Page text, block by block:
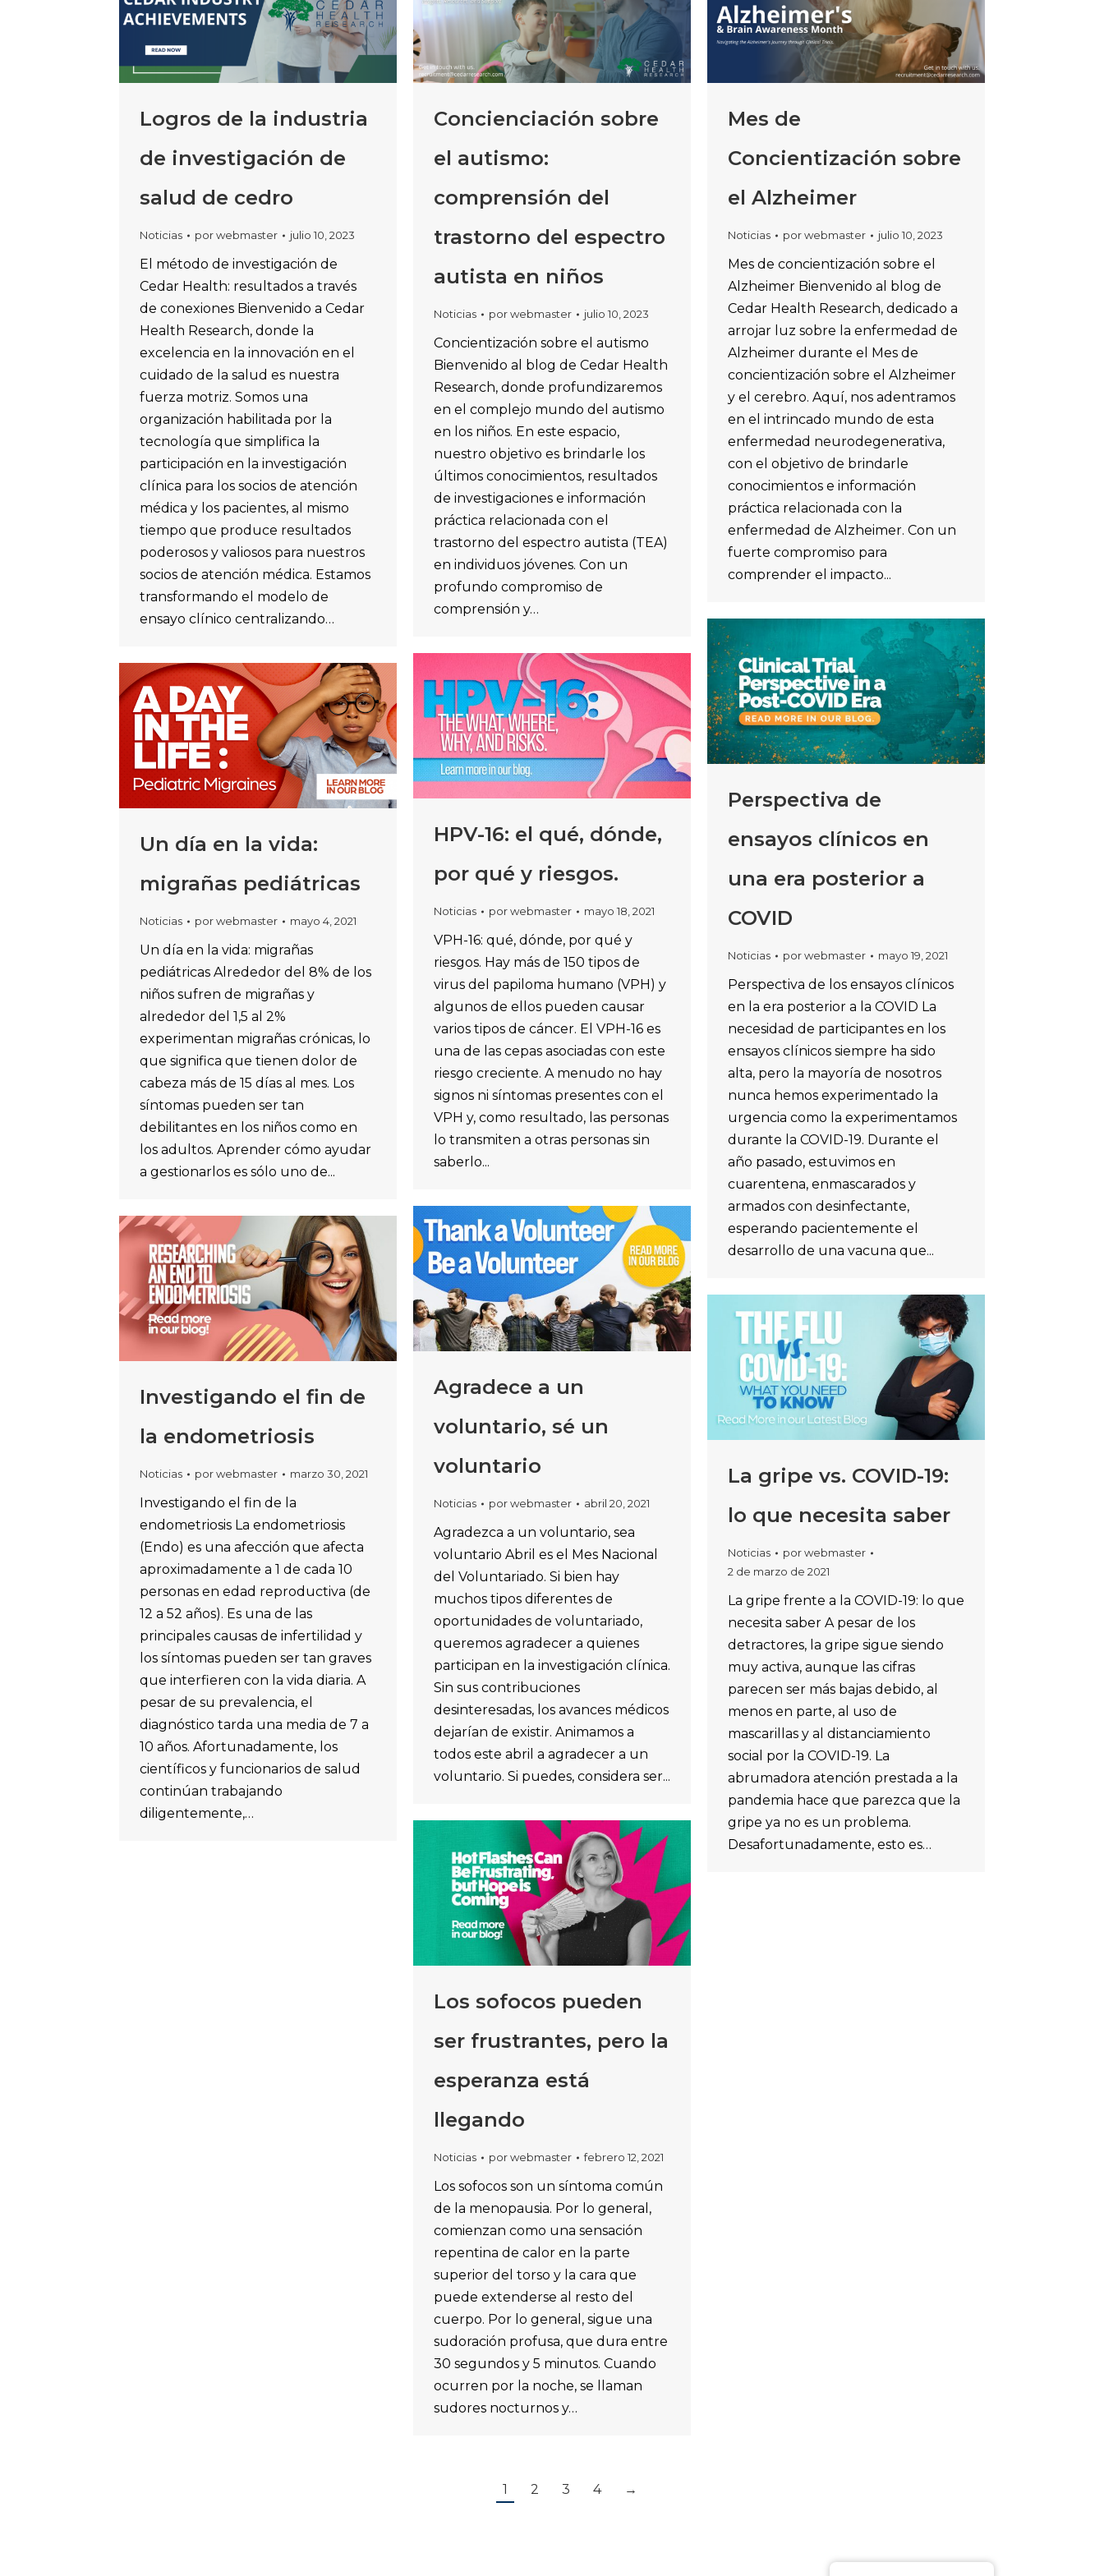
Logros de la industria
de investigación de
salud de cedro
Noticias porwebmaster julio 10, 2023
El método de investigación de
Cedar Health: resultados a través
de conexiones Bienvenido a Cedar
Health Research, donde la
excelencia en la innovación en el
cuidado de la salud es nuestra
fuerza motriz. Somos una
organización habilitada por la
tecnología que simplifica la
participación en la investigación
clínica para los socios de atención
médica y los pacientes, al mismo
tiempo que produce resultados
poderosos y valiosos para nuestros
socios de atención médica. Estamos
transformando el modelo de
ensayo clínico centralizando…
Concienciación sobre
el autismo:
comprensión del
trastorno del espectro
autista en niños
Noticias porwebmaster julio 10, 2023
Concientización sobre el autismo
Bienvenido al blog de Cedar Health
Research, donde profundizaremos
en el complejo mundo del autismo
en los niños. En este espacio,
nuestro objetivo es brindarle los
últimos conocimientos, resultados
de investigaciones e información
práctica relacionada con el
trastorno del espectro autista (TEA)
en individuos jóvenes. Con un
profundo compromiso de
comprensión y…
Mes de
Concientización sobre
el Alzheimer
Noticias porwebmaster julio 10, 2023
Mes de concientización sobre el
Alzheimer Bienvenido al blog de
Cedar Health Research, dedicado a
arrojar luz sobre la enfermedad de
Alzheimer durante el Mes de
concientización sobre el Alzheimer
y el cerebro. Aquí, nos adentramos
en el intrincado mundo de esta
enfermedad neurodegenerativa,
con el objetivo de brindarle
conocimientos e información
práctica relacionada con la
enfermedad de Alzheimer. Con un
fuerte compromiso para
comprender el impacto...
Perspectiva de
ensayos clínicos en
una era posterior a
COVID
Noticias porwebmaster mayo 19, 2021
Perspectiva de los ensayos clínicos
en la era posterior a la COVID La
necesidad de participantes en los
ensayos clínicos siempre ha sido
alta, pero la mayoría de nosotros
nunca hemos experimentado la
urgencia como la experimentamos
durante la COVID-19. Durante el
año pasado, estuvimos en
cuarentena, enmascarados y
armados con desinfectante,
esperando pacientemente el
desarrollo de una vacuna que...
HPV-16: el qué, dónde,
por qué y riesgos.
Noticias porwebmaster mayo 18, 2021
VPH-16: qué, dónde, por qué y
riesgos. Hay más de 150 tipos de
virus del papiloma humano (VPH) y
algunos de ellos pueden causar
varios tipos de cáncer. El VPH-16 es
una de las cepas asociadas con este
riesgo creciente. A menudo no hay
signos ni síntomas presentes con el
VPH y, como resultado, las personas
lo transmiten a otras personas sin
saberlo...
Un día en la vida:
migrañas pediátricas
Noticias porwebmaster mayo 4, 2021
Un día en la vida: migrañas
pediátricas Alrededor del 8% de los
niños sufren de migrañas y
alrededor del 1,5 al 2%
experimentan migrañas crónicas, lo
que significa que tienen dolor de
cabeza más de 15 días al mes. Los
síntomas pueden ser tan
debilitantes en los niños como en
los adultos. Aprender cómo ayudar
a gestionarlos es sólo uno de...
Agradece a un
voluntario, sé un
voluntario
Noticias porwebmaster abril 20, 2021
Agradezca a un voluntario, sea
voluntario Abril es el Mes Nacional
del Voluntariado. Si bien hay
muchos tipos diferentes de
oportunidades de voluntariado,
queremos agradecer a quienes
participan en la investigación clínica.
Sin sus contribuciones
desinteresadas, los avances médicos
dejarían de existir. Animamos a
todos este abril a agradecer a un
voluntario. Si puedes, considera ser...
Investigando el fin de
la endometriosis
Noticias porwebmaster marzo 30, 2021
Investigando el fin de la
endometriosis La endometriosis
(Endo) es una afección que afecta
aproximadamente a 1 de cada 10
personas en edad reproductiva (de
12 a 52 años). Es una de las
principales causas de infertilidad y
los síntomas pueden ser tan graves
que interfieren con la vida diaria. A
pesar de su prevalencia, el
diagnóstico tarda una media de 7 a
10 años. Afortunadamente, los
científicos y funcionarios de salud
continúan trabajando
diligentemente,…
La gripe vs. COVID-19:
lo que necesita saber
Noticias porwebmaster
2 de marzo de 2021
La gripe frente a la COVID-19: lo que
necesita saber A pesar de los
detractores, la gripe sigue siendo
muy activa, aunque las cifras
parecen ser más bajas debido, al
menos en parte, al uso de
mascarillas y al distanciamiento
social por la COVID-19. La
abrumadora atención prestada a la
pandemia hace que parezca que la
gripe ya no es un problema.
Desafortunadamente, esto es…
Los sofocos pueden
ser frustrantes, pero la
esperanza está
llegando
Noticias porwebmaster febrero 12, 2021
Los sofocos son un síntoma común
de la menopausia. Por lo general,
comienzan como una sensación
repentina de calor en la parte
superior del torso y la cara que
puede extenderse al resto del
cuerpo. Por lo general, sigue una
sudoración profusa, que dura entre
30 segundos y 5 minutos. Cuando
ocurren por la noche, se llaman
sudores nocturnos y…
1 2 3 4 →